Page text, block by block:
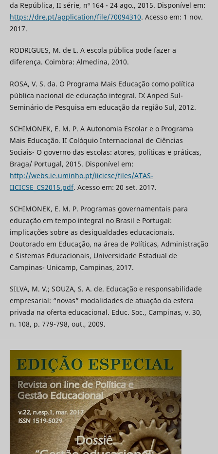
da República, II série, nº 164 - 24 ago., 2015. Disponível em:
https://dre.pt/application/file/70094310. Acesso em: 1 nov.
2017.
RODRIGUES, M. de L. A escola pública pode fazer a
diferença. Coimbra: Almedina, 2010.
ROSA, V. S. da. O Programa Mais Educação como política
pública nacional de educação integral. IX Anped Sul-
Seminário de Pesquisa em educação da região Sul, 2012.
SCHIMONEK, E. M. P. A Autonomia Escolar e o Programa
Mais Educação. II Colóquio Internacional de Ciências
Sociais- O governo das escolas: atores, políticas e práticas,
Braga/ Portugal, 2015. Disponível em:
http://webs.ie.uminho.pt/iicicse/files/ATAS-
IICICSE_CS2015.pdf. Acesso em: 20 set. 2017.
SCHIMONEK, E. M. P. Programas governamentais para
educação em tempo integral no Brasil e Portugal:
implicações sobre as desigualdades educacionais.
Doutorado em Educação, na área de Políticas, Administração
e Sistemas Educacionais, Universidade Estadual de
Campinas- Unicamp, Campinas, 2017.
SILVA, M. V.; SOUZA, S. A. de. Educação e responsabilidade
empresarial: “novas” modalidades de atuação da esfera
privada na oferta educacional. Educ. Soc., Campinas, v. 30,
n. 108, p. 779-798, out., 2009.